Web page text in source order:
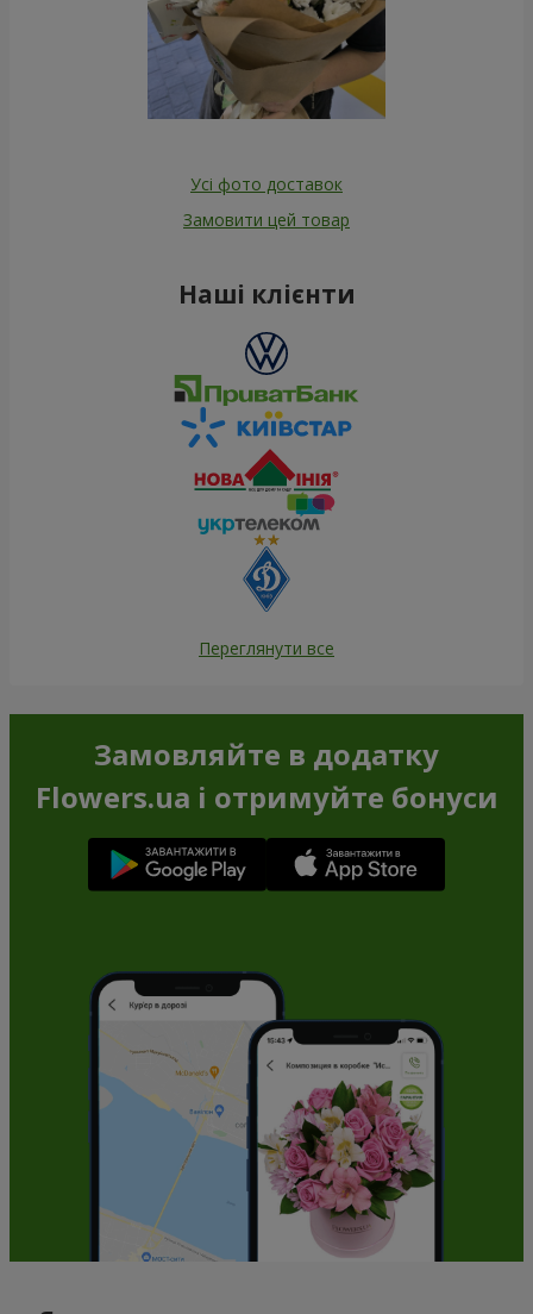
Усі фото доставок
Замовити цей товар
Наші клієнти
Переглянути все
Замовляйте в додатку
Flowers.ua і отримуйте бонуси